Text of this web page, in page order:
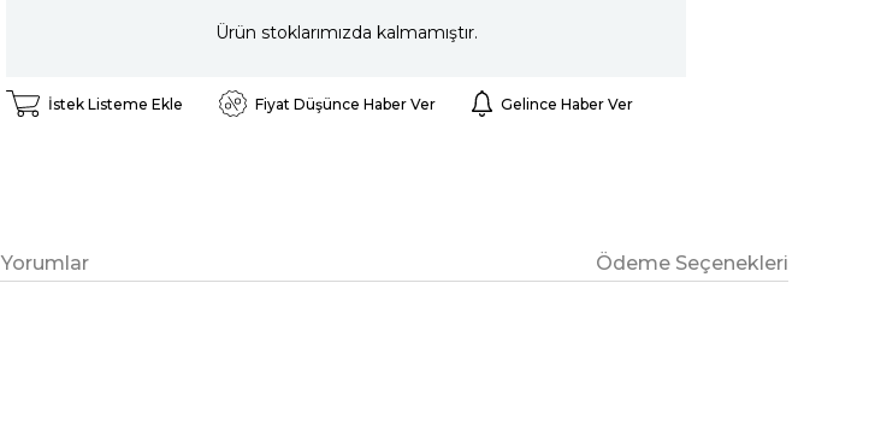
Ürün stoklarımızda kalmamıştır.
İstek Listeme Ekle Fiyat Düşünce Haber Ver Gelince Haber Ver
Yorumlar Ödeme Seçenekleri